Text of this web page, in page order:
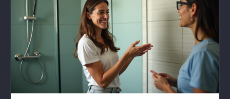
Modernas Duchas en Sangonera la Verde:
Guía de Instalación y Asesoramiento
Gratuito